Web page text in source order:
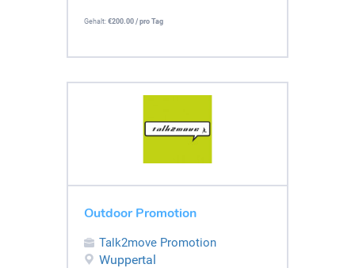
Gehalt: €200.00 / pro Tag
Outdoor Promotion
Talk2move Promotion
Wuppertal